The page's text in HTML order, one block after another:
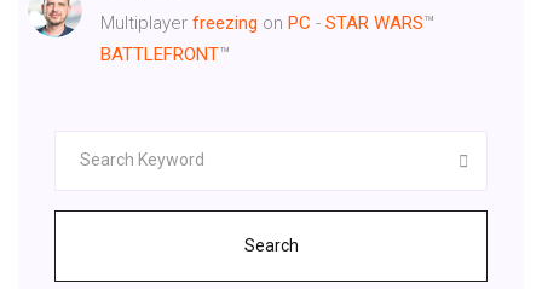
Multiplayer freezing on PC - STAR WARS™
BATTLEFRONT™
Search